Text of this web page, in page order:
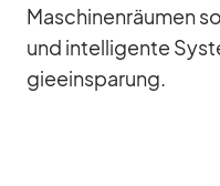
Ma­schi­nen­räu­men
und in­tel­li­gente
gie­ein­spa­rung.